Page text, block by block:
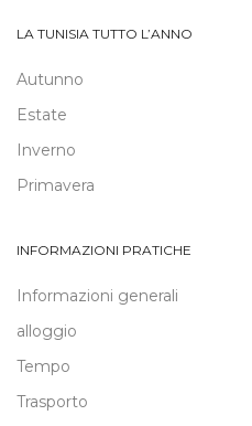
LA TUNISIA TUTTO L’ANNO
Autunno
Estate
Inverno
Primavera
INFORMAZIONI PRATICHE
Informazioni generali
alloggio
Tempo
Trasporto